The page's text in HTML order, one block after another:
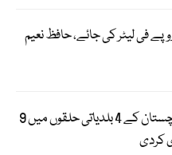
کی قیمت 228 روپے فی لیٹر کی جائے، حافظ نعیم
الیکشن کمیشن نے بلوچستان کے 4 بلدیاتی حلقوں میں 9
کردی